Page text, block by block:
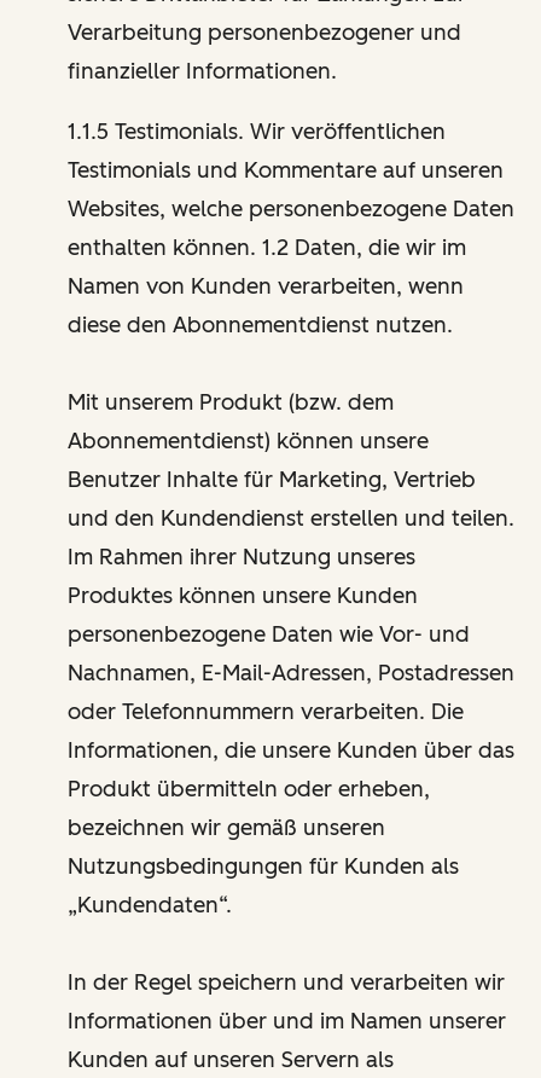
Verarbeitung personenbezogener und
finanzieller Informationen.
1.1.5 Testimonials. Wir veröffentlichen
Testimonials und Kommentare auf unseren
Websites, welche personenbezogene Daten
enthalten können. 1.2 Daten, die wir im
Namen von Kunden verarbeiten, wenn
diese den Abonnementdienst nutzen.
Mit unserem Produkt (bzw. dem
Abonnementdienst) können unsere
Benutzer Inhalte für Marketing, Vertrieb
und den Kundendienst erstellen und teilen.
Im Rahmen ihrer Nutzung unseres
Produktes können unsere Kunden
personenbezogene Daten wie Vor- und
Nachnamen, E-Mail-Adressen, Postadressen
oder Telefonnummern verarbeiten. Die
Informationen, die unsere Kunden über das
Produkt übermitteln oder erheben,
bezeichnen wir gemäß unseren
Nutzungsbedingungen für Kunden als
„Kundendaten“.
In der Regel speichern und verarbeiten wir
Informationen über und im Namen unserer
Kunden auf unseren Servern als